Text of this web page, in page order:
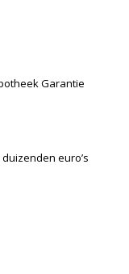
Garantie
euro’s